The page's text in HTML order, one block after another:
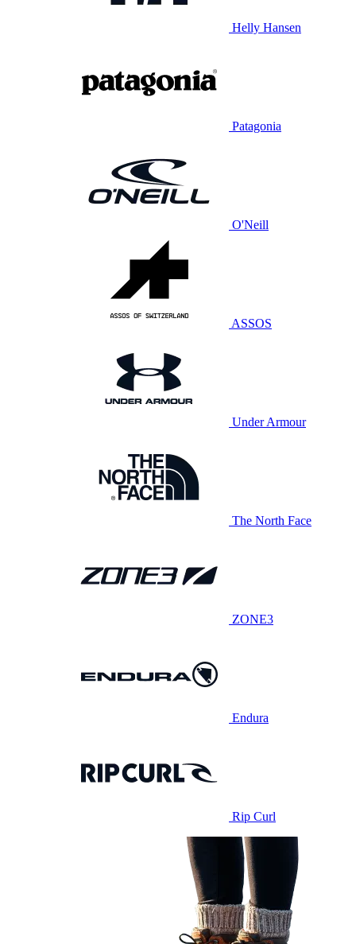
Helly Hansen
Patagonia
O'Neill
ASSOS
Under Armour
The North Face
ZONE3
Endura
Rip Curl